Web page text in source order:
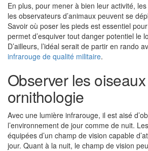
En plus, pour mener à bien leur activité,
les observateurs d’animaux peuvent se
Savoir où poser les pieds est essentiel
permet d’esquiver tout danger potentiel le
D’ailleurs, l’idéal serait de partir en rando
infrarouge de qualité militaire.
Observer les
ornithologie
Avec une lumière infrarouge, il est aisé
l’environnement de jour comme de nuit.
équipées d’un champ de vision capable
jour. Quant à la nuit, le champ de vision